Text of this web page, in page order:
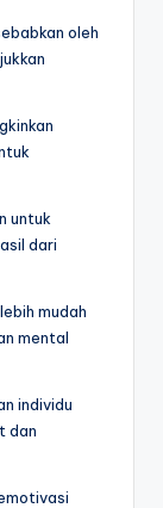
oleh
untuk
dari
mudah
mental
individu
dan